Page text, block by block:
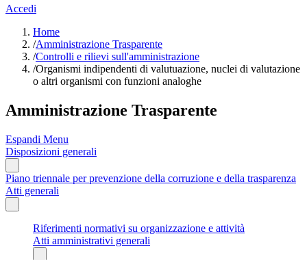
Accedi
Home
/Amministrazione Trasparente
/Controlli e rilievi sull'amministrazione
/Organismi indipendenti di valutuazione, nuclei di valutazione
o altri organismi con funzioni analoghe
Amministrazione Trasparente
Espandi Menu
Disposizioni generali
Piano triennale per prevenzione della corruzione e della trasparenza
Atti generali
Riferimenti normativi su organizzazione e attività
Atti amministrativi generali